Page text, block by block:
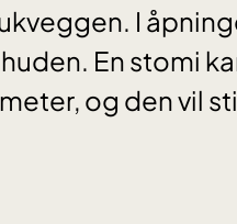
I
En stomi
og den vil